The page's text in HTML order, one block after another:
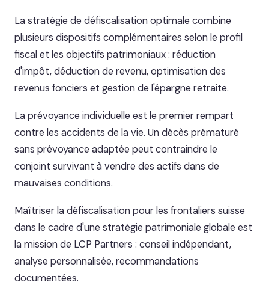
La stratégie de défiscalisation optimale combine
plusieurs dispositifs complémentaires selon le profil
fiscal et les objectifs patrimoniaux : réduction
d'impôt, déduction de revenu, optimisation des
revenus fonciers et gestion de l'épargne retraite.
La prévoyance individuelle est le premier rempart
contre les accidents de la vie. Un décès prématuré
sans prévoyance adaptée peut contraindre le
conjoint survivant à vendre des actifs dans de
mauvaises conditions.
Maîtriser la défiscalisation pour les frontaliers suisse
dans le cadre d'une stratégie patrimoniale globale est
la mission de LCP Partners : conseil indépendant,
analyse personnalisée, recommandations
documentées.